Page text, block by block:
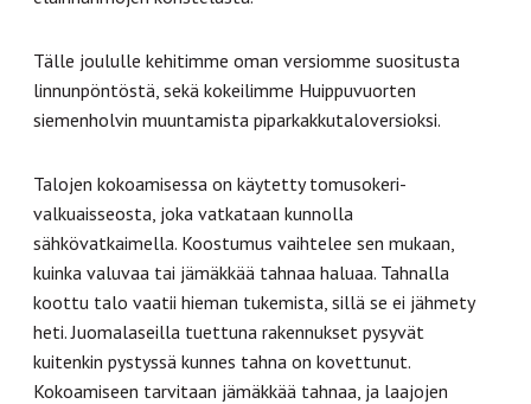
Tälle joululle kehitimme oman versiomme suositusta
linnunpöntöstä, sekä kokeilimme Huippuvuorten
siemenholvin muuntamista piparkakkutaloversioksi.
Talojen kokoamisessa on käytetty tomusokeri-
valkuaisseosta, joka vatkataan kunnolla
sähkövatkaimella. Koostumus vaihtelee sen mukaan,
kuinka valuvaa tai jämäkkää tahnaa haluaa. Tahnalla
koottu talo vaatii hieman tukemista, sillä se ei jähmety
heti. Juomalaseilla tuettuna rakennukset pysyvät
kuitenkin pystyssä kunnes tahna on kovettunut.
Kokoamiseen tarvitaan jämäkkää tahnaa, ja laajojen